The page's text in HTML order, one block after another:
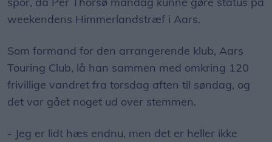
weekendens Himmerlandstræf i Aars.
Som formand for den arrangerende klub, Aars
Touring Club, lå han sammen med omkring 120
frivillige vandret fra torsdag aften til søndag, og
det var gået noget ud over stemmen.
- Jeg er lidt hæs endnu, men det er heller ikke